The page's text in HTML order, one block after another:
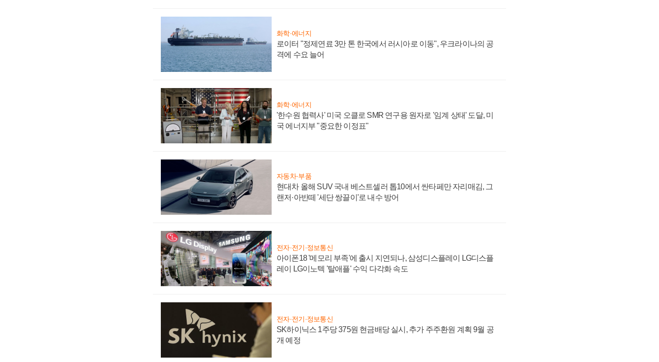
화학·에너지
로이터 "정제연료 3만 톤 한국에서 러시아로 이동", 우크라이나의 공
격에 수요 늘어
화학·에너지
'한수원 협력사' 미국 오클로 SMR 연구용 원자로 '임계 상태' 도달, 미
국 에너지부 "중요한 이정표"
자동차·부품
현대차 올해 SUV 국내 베스트셀러 톱10에서 싼타페만 자리매김, 그
랜저·아반떼 '세단 쌍끌이'로 내수 방어
전자·전기·정보통신
아이폰18 '메모리 부족'에 출시 지연되나, 삼성디스플레이 LG디스플
레이 LG이노텍 '탈애플' 수익 다각화 속도
전자·전기·정보통신
SK하이닉스 1주당 375원 현금배당 실시, 추가 주주환원 계획 9월 공
개 예정